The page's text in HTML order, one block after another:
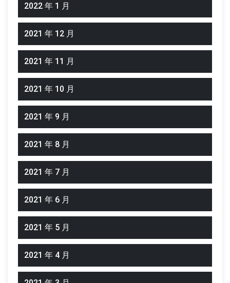
2022 年 1 月
2021 年 12 月
2021 年 11 月
2021 年 10 月
2021 年 9 月
2021 年 8 月
2021 年 7 月
2021 年 6 月
2021 年 5 月
2021 年 4 月